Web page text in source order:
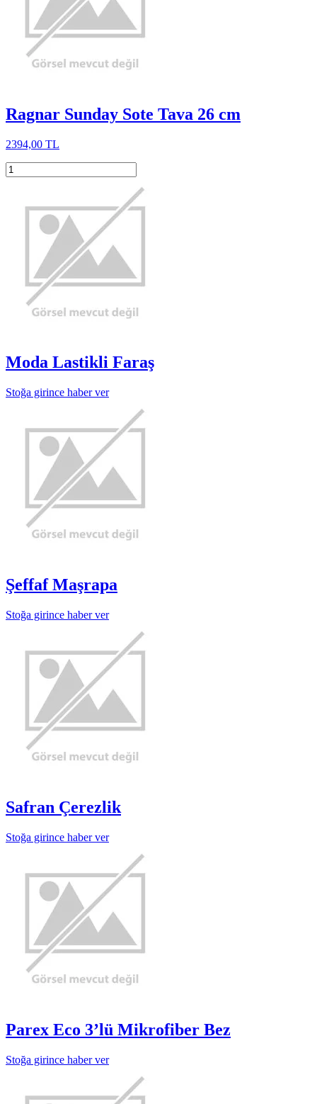
Ragnar Sunday Sote Tava 26 cm
2394,00 TL
Moda Lastikli Faraş
Stoğa girince haber ver
Şeffaf Maşrapa
Stoğa girince haber ver
Safran Çerezlik
Stoğa girince haber ver
Parex Eco 3’lü Mikrofiber Bez
Stoğa girince haber ver